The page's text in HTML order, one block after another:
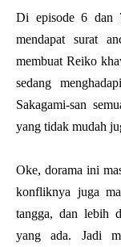
Di episode 6 dan
mendapat surat
membuat Reiko
sedang
Sakagami-san
yang tidak mudah
Oke, dorama ini
konfliknya juga
tangga, dan lebih
yang ada. Jadi